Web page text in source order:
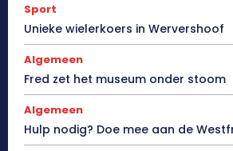
Sport
Unieke wielerkoers in Wervershoof
Algemeen
Fred zet het museum onder stoom
Algemeen
Hulp nodig? Doe mee aan de